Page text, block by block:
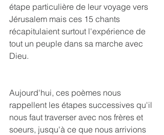
étape particulière de leur voyage vers
Jérusalem mais ces 15 chants
récapitulaient surtout l'expérience de
tout un peuple dans sa marche avec
Dieu.
Aujourd'hui, ces poèmes nous
rappellent les étapes successives qu'il
nous faut traverser avec nos frères et
soeurs, jusqu'à ce que nous arrivions